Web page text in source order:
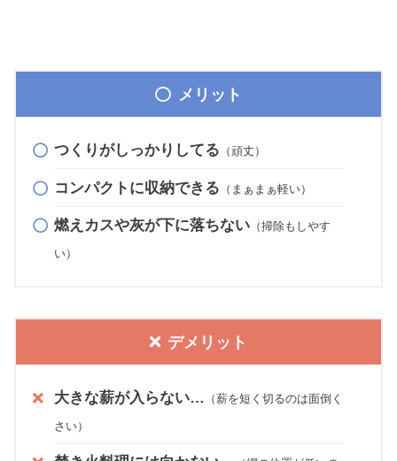
メリット
つくりがしっかりしてる （頑丈）
コンパクトに収納できる （まぁまぁ軽い）
燃えカスや灰が下に落ちない（掃除もしやす
い）
デメリット
大きな薪が入らない… （薪を短く切るのは面倒く
さい）